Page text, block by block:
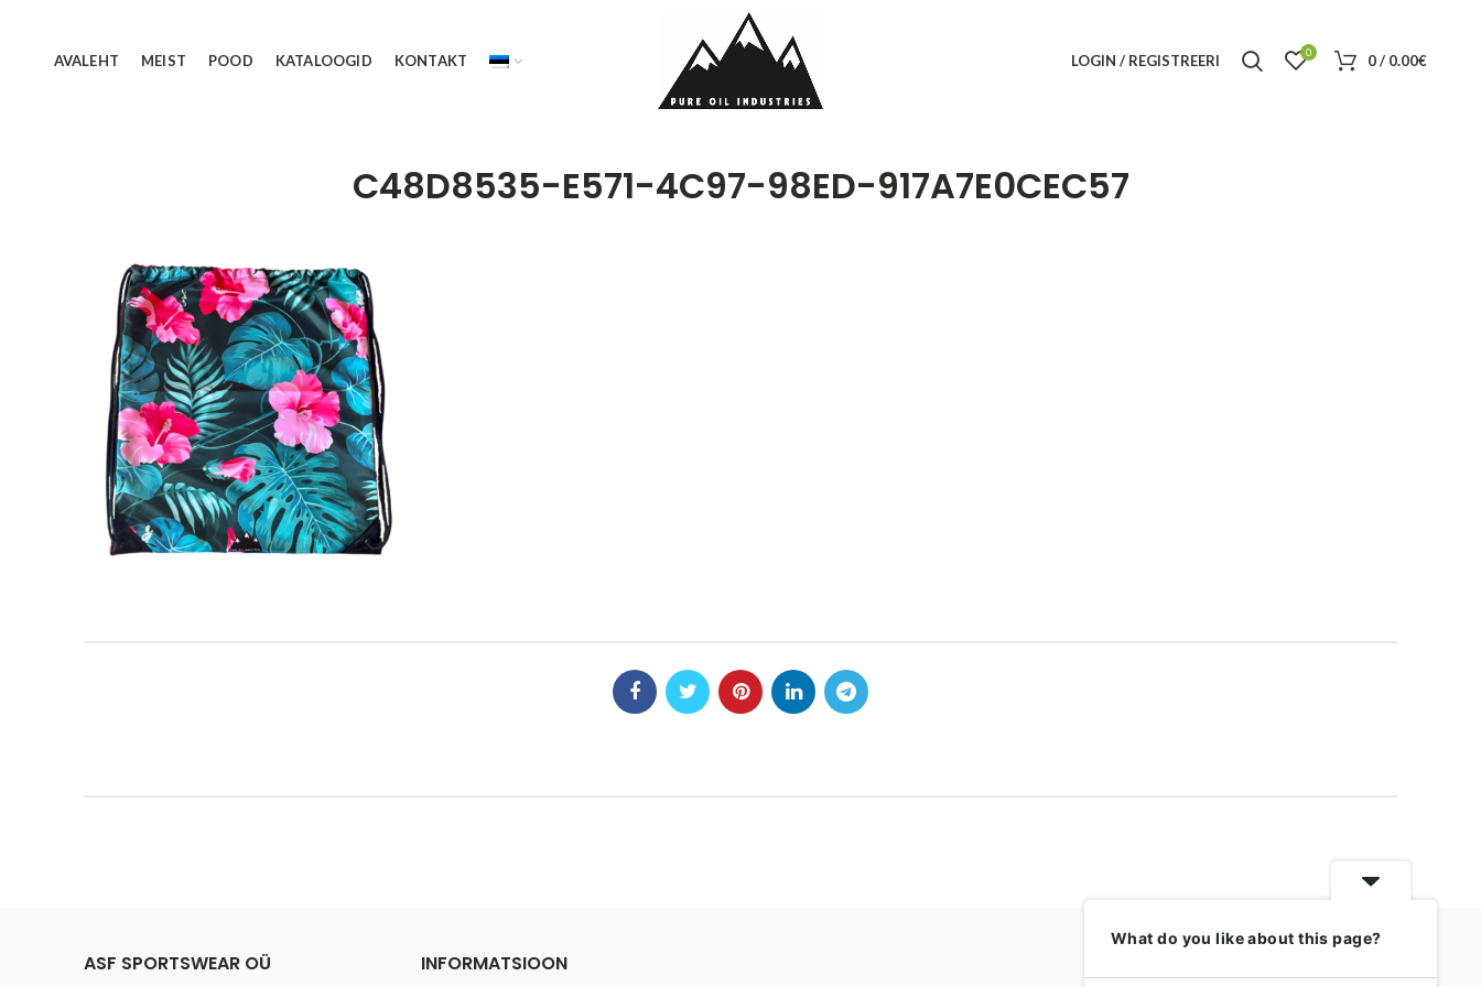
AVALEHT MEIST POOD KATALOOGID KONTAKT LOGIN / REGISTREERI 0 0/ 0.00€
C48D8535-E571-4C97-98ED-917A7E0CEC57
ASF SPORTSWEAR OÜ INFORMATSIOON
What do you like about this page?